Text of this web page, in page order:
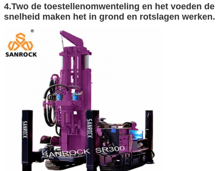
4.Two de toestellenomwenteling en het voeden de
snelheid maken het in grond en rotslagen werken.